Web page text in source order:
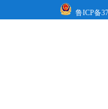
鲁ICP备